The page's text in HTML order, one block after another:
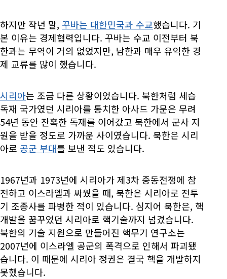
하지만 작년 말, 꾸바는 대한민국과 수교했습니다. 기
본 이유는 경제협력입니다. 꾸바는 수교 이전부터 북
한과는 무역이 거의 없었지만, 남한과 매우 유익한 경
제 교류를 많이 했습니다.
시리아는 조금 다른 상황이었습니다. 북한처럼 세습
독재 국가였던 시리아를 통치한 아사드 가문은 무려
54년 동안 잔혹한 독재를 이어갔고 북한에서 군사 지
원을 받을 정도로 가까운 사이였습니다. 북한은 시리
아로 공군 부대를 보낸 적도 있습니다.
1967년과 1973년에 시리아가 제3차 중동전쟁에 참
전하고 이스라엘과 싸웠을 때, 북한은 시리아로 전투
기 조종사를 파병한 적이 있습니다. 심지어 북한은, 핵
개발을 꿈꾸었던 시리아로 핵기술까지 넘겼습니다.
북한의 기술 지원으로 만들어진 핵무기 연구소는
2007년에 이스라엘 공군의 폭격으로 인해서 파괴됐
습니다. 이 때문에 시리아 정권은 결국 핵을 개발하지
못했습니다.